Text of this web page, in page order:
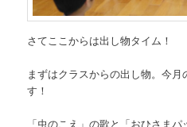
さてここからは出し物タイム！
まずはクラスからの出し物。今
す！
「虫のこえ」の歌と「おひさま